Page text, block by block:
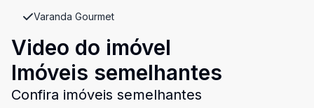
Varanda Gourmet
Video do imóvel
Imóveis semelhantes
Confira imóveis semelhantes